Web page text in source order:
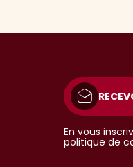
En vous
politique de